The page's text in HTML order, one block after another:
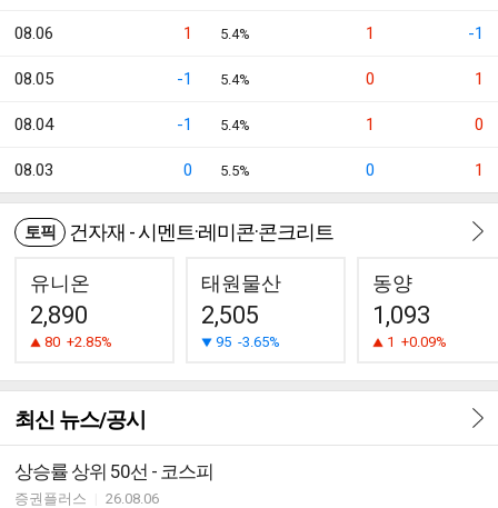
08.06 1 5.4% 1 -1
08.05 -1 5.4% 0 1
08.04 -1 5.4% 1 0
08.03 0 5.5% 0 1
토픽 건자재 - 시멘트·레미콘·콘크리트
유니온
2,890
80 +2.85%
태원물산
2,505
95 -3.65%
동양
1,093
1 +0.09%
최신 뉴스/공시
상승률 상위 50선 - 코스피
증권플러스 26.08.06